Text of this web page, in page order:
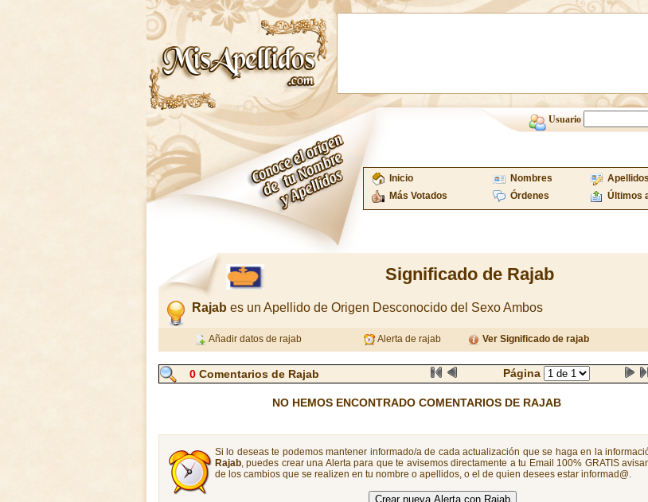
Usuario
Inicio Nombres Apellidos
Más Votados
Órdenes Últimos
Significado de Rajab
Rajab es un Apellido de Origen Desconocido del Sexo Ambos
Añadir datos de rajab Alerta de rajab Ver Significado de rajab
0Comentarios de Rajab Página
NO HEMOS ENCONTRADO COMENTARIOS DE RAJAB
Si lo deseas te podemos mantener informado/a de cada actualización que se haga en la
Rajab, puedes crear una Alerta para que te avisemos directamente a tu Email 100% GRATIS
de los cambios que se realizen en tu nombre o apellidos, o el de quien desees estar informad@.